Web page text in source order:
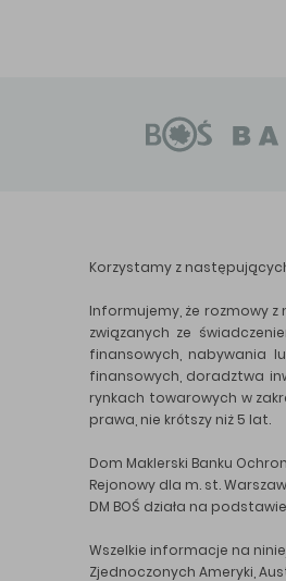
Korzystamy z następujących
Informujemy, że rozmowy
związanych ze
finansowych, nabywania
finansowych, doradztwa
rynkach towarowych w
prawa, nie krótszy niż 5 lat.
Dom Maklerski Banku
Rejonowy dla m. st.
DM BOŚ działa na
Wszelkie informacje na
Zjednoczonych Ameryki,